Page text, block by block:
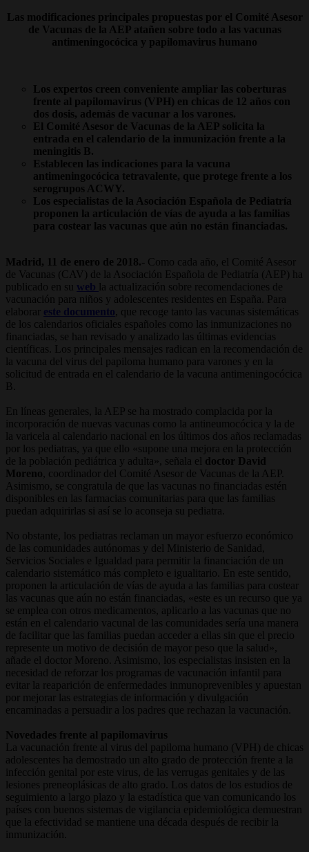
Las modificaciones principales propuestas por el Comité Asesor
de Vacunas de la AEP atañen sobre todo a las vacunas
antimeningocócica y papilomavirus humano
Los expertos creen conveniente ampliar las coberturas
frente al papilomavirus (VPH) en chicas de 12 años con
dos dosis, además de vacunar a los varones.
El Comité Asesor de Vacunas de la AEP solicita la
entrada en el calendario de la inmunización frente a la
meningitis B.
Establecen las indicaciones para la vacuna
antimeningocócica tetravalente, que protege frente a los
serogrupos ACWY.
Los especialistas de la Asociación Española de Pediatría
proponen la articulación de vías de ayuda a las familias
para costear las vacunas que aún no están financiadas.
Madrid, 11 de enero de 2018.- Como cada año, el Comité Asesor
de Vacunas (CAV) de la Asociación Española de Pediatría (AEP) ha
publicado en su web la actualización sobre recomendaciones de
vacunación para niños y adolescentes residentes en España. Para
elaborar este documento , que recoge tanto las vacunas sistemáticas
de los calendarios oficiales españoles como las inmunizaciones no
financiadas, se han revisado y analizado las últimas evidencias
científicas. Los principales mensajes radican en la recomendación de
la vacuna del virus del papiloma humano para varones y en la
solicitud de entrada en el calendario de la vacuna antimeningocócica
B.
En líneas generales, la AEP se ha mostrado complacida por la
incorporación de nuevas vacunas como la antineumocócica y la de
la varicela al calendario nacional en los últimos dos años reclamadas
por los pediatras, ya que ello «supone una mejora en la protección
de la población pediátrica y adulta», señala el doctor David
Moreno , coordinador del Comité Asesor de Vacunas de la AEP.
Asimismo, se congratula de que las vacunas no financiadas estén
disponibles en las farmacias comunitarias para que las familias
puedan adquirirlas si así se lo aconseja su pediatra.
No obstante, los pediatras reclaman un mayor esfuerzo económico
de las comunidades autónomas y del Ministerio de Sanidad,
Servicios Sociales e Igualdad para permitir la financiación de un
calendario sistemático más completo e igualitario. En este sentido,
proponen la articulación de vías de ayuda a las familias para costear
las vacunas que aún no están financiadas, «este es un recurso que ya
se emplea con otros medicamentos, aplicarlo a las vacunas que no
están en el calendario vacunal de las comunidades sería una manera
de facilitar que las familias puedan acceder a ellas sin que el precio
represente un motivo de decisión de mayor peso que la salud»,
añade el doctor Moreno. Asimismo, los especialistas insisten en la
necesidad de reforzar los programas de vacunación infantil para
evitar la reaparición de enfermedades inmunoprevenibles y apuestan
por mejorar las estrategias de información y divulgación
encaminadas a persuadir a los padres que rechazan la vacunación.
Novedades frente al papilomavirus
La vacunación frente al virus del papiloma humano (VPH) de chicas
adolescentes ha demostrado un alto grado de protección frente a la
infección genital por este virus, de las verrugas genitales y de las
lesiones preneoplásicas de alto grado. Los datos de los estudios de
seguimiento a largo plazo y la estadística que van comunicando los
países con buenos sistemas de vigilancia epidemiológica demuestran
que la efectividad se mantiene una década después de recibir la
inmunización.